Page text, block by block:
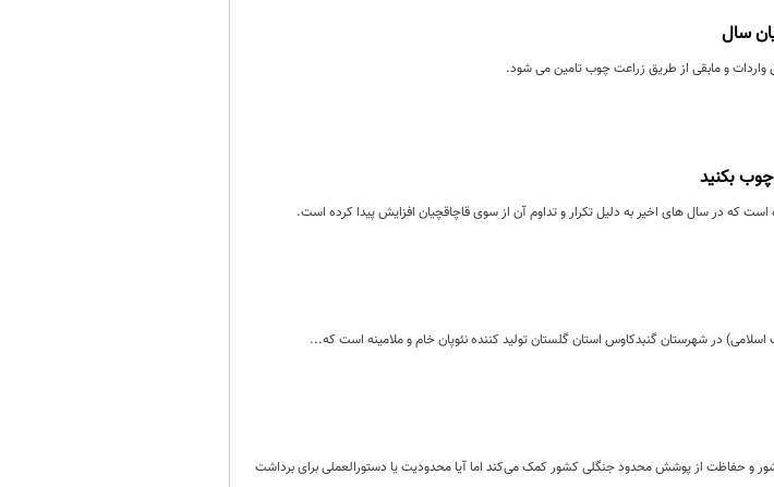
بکنید
که در سال های اخیر به دلیل تکرار و تداوم آن از سوی قاچاقچیان افزایش پیدا کرده است.
در شهرستان گنبدکاوس استان گلستان تولید کننده نئوپان خام و ملامینه است که...
و حفاظت از ‌پوشش محدود جنگلی کشور کمک می‌کند اما آیا محدودیت یا دستورالعملی برای برداشت